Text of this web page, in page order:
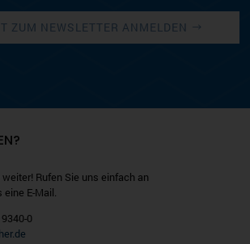
ZUM NEWSLETTER ANMELDEN
Rufen Sie uns einfach an
eine E-Mail.
0